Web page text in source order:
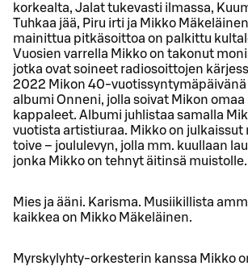
korkealta, Jalat tukevasti ilmassa,
Tuhkaa jää, Piru irti ja Mikko
mainittua pitkäsoittoa on palkittu
Vuosien varrella Mikko on takonut
jotka ovat soineet radiosoittojen
2022 Mikon 40-
albumi Onneni, jolla soivat Mikon omaa
kappaleet. Albumi juhlistaa samalla
vuotista artistiuraa. Mikko on julkaissut
toive – joululevyn, jolla mm. kuullaan
jonka Mikko on tehnyt äitinsä muistolle.
Mies ja ääni. Karisma. Musiikillista
kaikkea on Mikko Mäkeläinen.
Myrskylyhty-orkesterin kanssa Mikko